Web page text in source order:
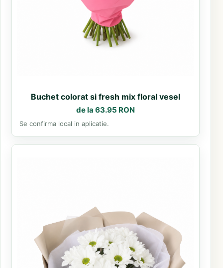
Buchet colorat si fresh mix floral vesel
de la 63.95 RON
Se confirma local in aplicatie.